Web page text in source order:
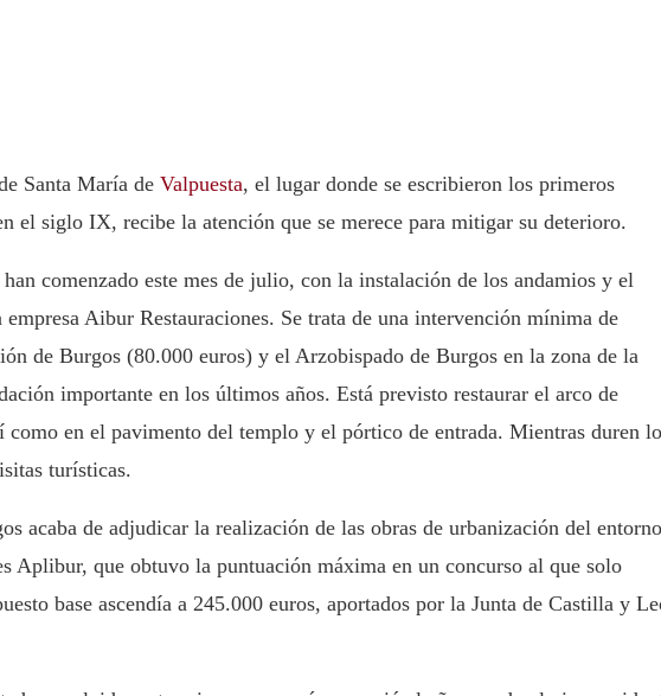
Santa María de Valpuesta, el lugar donde se escribieron los primeros
el siglo IX, recibe la atención que se merece para mitigar su deterioro.
comenzado este mes de julio, con la instalación de los andamios y el
Aibur Restauraciones. Se trata de una intervención mínima de
de Burgos (80.000 euros) y el Arzobispado de Burgos en la zona de la
importante en los últimos años. Está previsto restaurar el arco de
como en el pavimento del templo y el pórtico de entrada. Mientras duren
turísticas.
acaba de adjudicar la realización de las obras de urbanización del entorno
Aplibur, que obtuvo la puntuación máxima en un concurso al que solo
base ascendía a 245.000 euros, aportados por la Junta de Castilla y